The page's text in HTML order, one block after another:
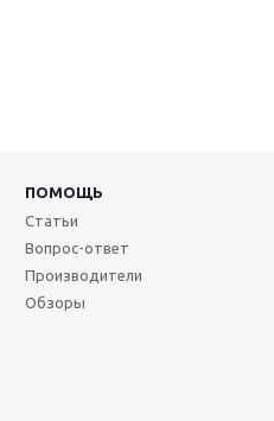
ПОМОЩЬ
Статьи
Вопрос-ответ
Производители
Обзоры